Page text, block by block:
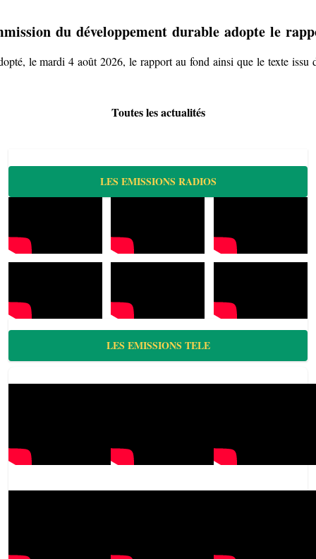
du développement durable adopte le
le mardi 4 août 2026, le rapport au fond ainsi que le texte
Toutes les actualités
LES EMISSIONS RADIOS
LES EMISSIONS TELE